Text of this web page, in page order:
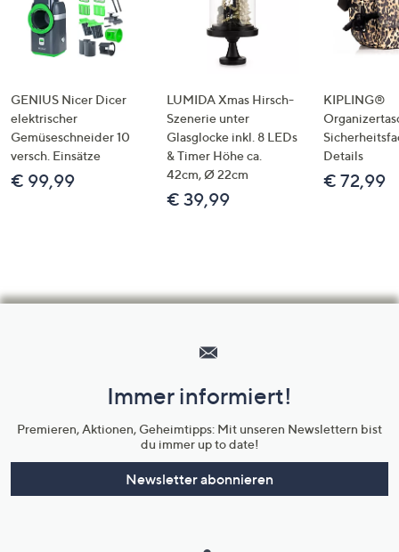
GENIUS Nicer Dicer
elektrischer
Gemüseschneider 10
versch. Einsätze
€ 99,99
LUMIDA Xmas Hirsch-
Szenerie unter
Glasglocke inkl. 8 LEDs
& Timer Höhe ca.
42cm, Ø 22cm
€ 39,99
KIPLING®
Details
€ 72,99
Unternehmensinformationen
Immer informiert!
Premieren, Aktionen, Geheimtipps: Mit unseren Newslettern bist
du immer up to date!
Newsletter abonnieren